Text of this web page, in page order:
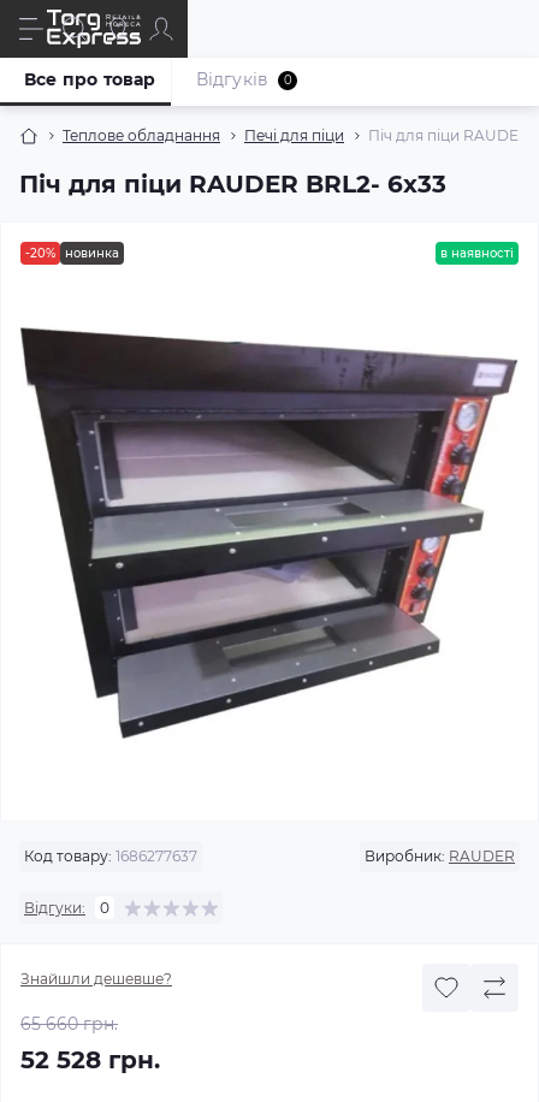
Теплове обладнання Печі для піци Піч для піци RAUDER
Піч для піци RAUDER BRL2- 6x33
Все про товар Відгуків 0
-20% новинка в наявності
Код товару: 1686277637 Виробник: RAUDER
Відгуки: 0
Знайшли дешевше?
65 660 грн.
52 528 грн.